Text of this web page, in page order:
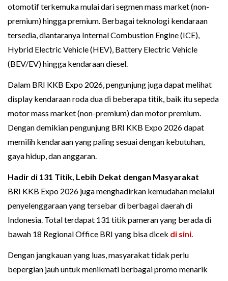
otomotif terkemuka mulai dari segmen mass market (non-
premium) hingga premium. Berbagai teknologi kendaraan
tersedia, diantaranya Internal Combustion Engine (ICE),
Hybrid Electric Vehicle (HEV), Battery Electric Vehicle
(BEV/EV) hingga kendaraan diesel.
Dalam BRI KKB Expo 2026, pengunjung juga dapat melihat
display kendaraan roda dua di beberapa titik, baik itu sepeda
motor mass market (non-premium) dan motor premium.
Dengan demikian pengunjung BRI KKB Expo 2026 dapat
memilih kendaraan yang paling sesuai dengan kebutuhan,
gaya hidup, dan anggaran.
Hadir di 131 Titik, Lebih Dekat dengan Masyarakat
BRI KKB Expo 2026 juga menghadirkan kemudahan melalui
penyelenggaraan yang tersebar di berbagai daerah di
Indonesia. Total terdapat 131 titik pameran yang berada di
bawah 18 Regional Office BRI yang bisa dicek di sini.
Dengan jangkauan yang luas, masyarakat tidak perlu
bepergian jauh untuk menikmati berbagai promo menarik